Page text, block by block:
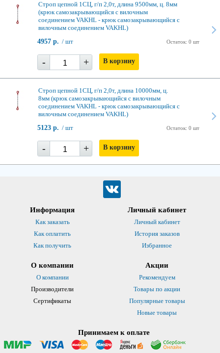
Строп цепной 1СЦ, г/п 2,0т, длина 9500мм, ц. 8мм
(крюк самозакрывающийся с вилочным
соединением VAKHL - крюк самозакрывающийся с
вилочным соединением VAKHL)
Остаток: 0 шт
4957 р. / шт
- + В корзину
Строп цепной 1СЦ, г/п 2,0т, длина 10000мм, ц.
8мм (крюк самозакрывающийся с вилочным
соединением VAKHL - крюк самозакрывающийся с
вилочным соединением VAKHL)
Остаток: 0 шт
5123 р. / шт
- + В корзину
Информация
Как заказать
Как оплатить
Как получить
Личный кабинет
Личный кабинет
История заказов
Избранное
О компании
О компании
Производители
Сертификаты
Акции
Рекомендуем
Товары по акции
Популярные товары
Новые товары
Принимаем к оплате